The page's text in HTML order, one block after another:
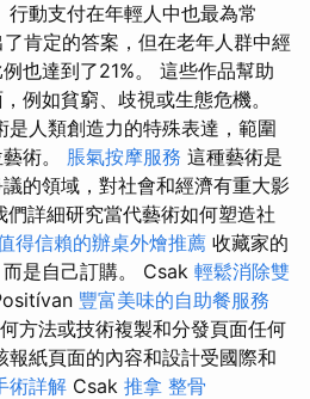
動支付在年輕人中也最為常
肯定的答案，但在老年人群中經
也達到了21%。 這些作品幫助
例如貧窮、歧視或生態危機。
是人類創造力的特殊表達，範圍
術。 脹氣按摩服務 這種藝術是
的領域，對社會和經濟有重大影
們詳細研究當代藝術如何塑造社
得信賴的辦桌外燴推薦 收藏家的
是自己訂購。 Csak 輕鬆消除雙
豐富美味的自助餐服務
方法或技術複製和分發頁面任何
紙頁面的內容和設計受國際和
術詳解 Csak 推拿 整骨